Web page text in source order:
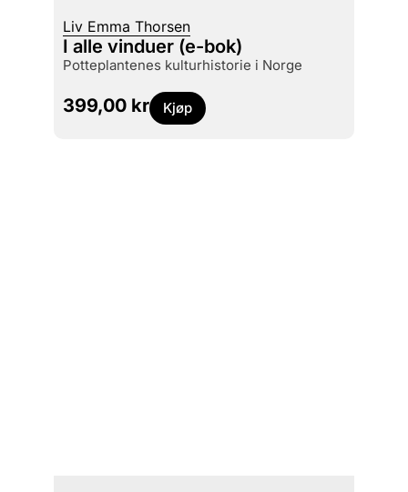
Liv Emma Thorsen
I alle vinduer (e-bok)
potteplantenes kulturhistorie i Norge
399,00 kr Kjøp